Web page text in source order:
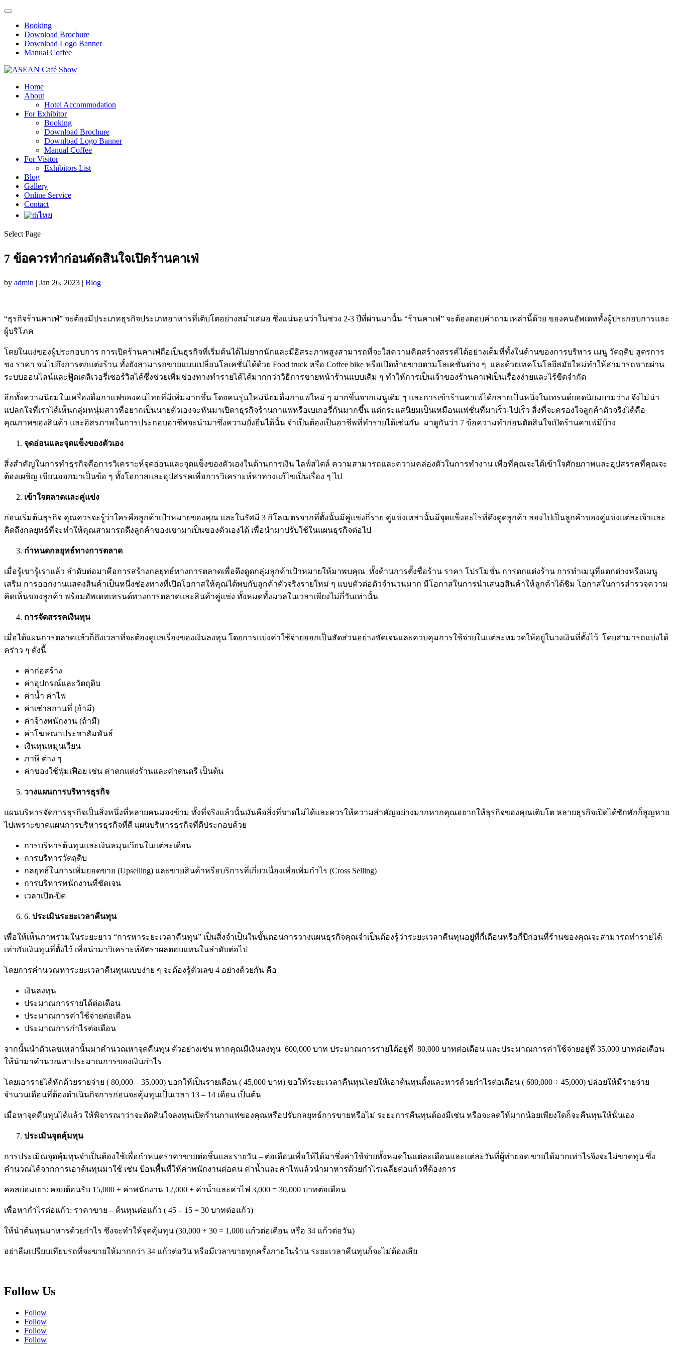
Booking
Download Brochure
Download Logo Banner
Manual Coffee
Home
About
Hotel Accommodation
For Exhibitor
Booking
Download Brochure
Download Logo Banner
Manual Coffee
For Visitor
Exhibitors List
Blog
Gallery
Online Service
Contact
ไทย
Select Page
7 ข้อควรทำก่อนตัดสินใจเปิดร้านคาเฟ่
by admin | Jan 26, 2023 | Blog
“ธุรกิจร้านคาเฟ่” จะต้องมีประเภทธุรกิจประเภทอาหารที่เติบโตอย่างสม่ำเสมอ ซึ่งแน่นอนว่าในช่วง 2-3 ปีที่ผ่านมานั้น “ร้านคาเฟ่” จะต้องตอบคำถามเหล่านี้ด้วย ของคนอัพเดททั้งผู้ประกอบการและ
ผู้บริโภค
โดยในแง่ของผู้ประกอบการ การเปิดร้านคาเฟ่ถือเป็นธุรกิจที่เริ่มต้นได้ไม่ยากนักและมีอิสระภาพสูงสามารถที่จะใส่ความคิดสร้างสรรค์ได้อย่างเต็มที่ทั้งในด้านของการบริหาร เมนู วัตถุดิบ สูตรการ
ชง ราคา จนไปถึงการตกแต่งร้าน ทั้งยังสามารถขายแบบเปลี่ยนโลเคชั่นได้ด้วย Food truck หรือ Coffee bike หรือเปิดท้ายขายตามโลเคชั่นต่าง ๆ และด้วยเทคโนโลยีสมัยใหม่ทำให้สามารถขายผ่าน
ระบบออนไลน์และฟู๊ดเดลิเวอรี่เซอร์วิสได้ซึ่งช่วยเพิ่มช่องทางทำรายได้ได้มากกว่าวิธิการขายหน้าร้านแบบเดิม ๆ ทำให้การเป็นเจ้าของร้านคาเฟ่เป็นเรื่องง่ายและไร้ขีดจำกัด
อีกทั้งความนิยมในเครื่องดื่มกาแฟของคนไทยที่มีเพิ่มมากขึ้น โดยคนรุ่นใหม่นิยมดื่มกาแฟใหม่ ๆ มากขึ้นจากเมนูเดิม ๆ และการเข้าร้านคาเฟ่ได้กลายเป็นหนึ่งในเทรนด์ยอดนิยมยามว่าง จึงไม่น่า
แปลกใจที่เราได้เห็นกลุ่มหนุ่มสาวที่อยากเป็นนายตัวเองจะหันมาเปิดาธุรกิจร้านกาแฟหรือเบเกอรี่กันมากขึ้น แต่กระแสนิยมเป็นเหมือนแฟชั่นที่มาเร็ว-ไปเร็ว สิ่งที่จะครองใจลูกค้าตัวจริงได้คือ
คุณภาพของสินค้า และอิสรภาพในการประกอบอาชีพจะนำมาซึ่งความยั่งยืนได้นั้น จำเป็นต้องเป็นอาชีพที่ทำรายได้เช่นกัน มาดูกันว่า 7 ข้อความทำก่อนตัดสินใจเปิดร้านคาเฟ่มีบ้าง
จุดอ่อนและจุดแข็งของตัวเอง
สิ่งสำคัญในการทำธุรกิจคือการวิเคราะห์จุดอ่อนและจุดแข็งของตัวเองในด้านการเงิน ไลฟ์สไตล์ ความสามารถและความคล่องตัวในการทำงาน เพื่อที่คุณจะได้เข้าใจศักยภาพและอุปสรรคที่คุณจะ
ต้องเผชิญ เขียนออกมาเป็นข้อ ๆ ทั้งโอกาสและอุปสรรคเพื่อการวิเคราะห์หาทางแก้ไขเป็นเรื่อง ๆ ไป
เข้าใจตลาดและคู่แข่ง
ก่อนเริ่มต้นธุรกิจ คุณควรจะรู้ว่าใครคือลูกค้าเป้าหมายของคุณ และในรัศมี 3 กิโลเมตรจากที่ตั้งนั้นมีคู่แข่งกี่ราย คู่แข่งเหล่านั้นมีจุดแข็งอะไรที่ดึงดูดลูกค้า ลองไปเป็นลูกค้าของคู่แข่งแต่ละเจ้าและ
คิดถึงกลยุทธ์ที่จะทำให้คุณสามารถดึงลูกค้าของเขามาเป็นของตัวเองได้ เพื่อนำมาปรับใช้ในแผนธุรกิจต่อไป
กำหนดกลยุทธ์ทางการตลาด
เมื่อรู้เขารู้เราแล้ว ลำดับต่อมาคือการสร้างกลยุทธ์ทางการตลาดเพื่อดึงดูดกลุ่มลูกค้าเป้าหมายให้มาพบคุณ ทั้งด้านการตั้งชื่อร้าน ราคา โปรโมชั่น การตกแต่งร้าน การทำเมนูที่แตกต่างหรือเมนู
เสริม การออกงานแสดงสินค้าเป็นหนึ่งช่องทางที่เปิดโอกาสให้คุณได้พบกับลูกค้าตัวจริงรายใหม่ ๆ แบบตัวต่อตัวจำนวนมาก มีโอกาสในการนำเสนอสินค้าให้ลูกค้าได้ชิม โอกาสในการสำรวจความ
คิดเห็นของลูกค้า พร้อมอัพเดทเทรนด์ทางการตลาดและสินค้าคู่แข่ง ทั้งหมดทั้งมวลในเวลาเพียงไม่กี่วันเท่านั้น
การจัดสรรคเงินทุน
เมื่อได้แผนการตลาดแล้วก็ถึงเวลาที่จะต้องดูแลเรื่องของเงินลงทุน โดยการแบ่งค่าใช้จ่ายออกเป็นสัดส่วนอย่างชัดเจนและควบคุมการใช้จ่ายในแต่ละหมวดให้อยู่ในวงเงินที่ตั้งไว้ โดยสามารถแบ่งได้
คร่าว ๆ ดังนี้
ค่าก่อสร้าง
ค่าอุปกรณ์และวัตถุดิบ
ค่าน้ำ ค่าไฟ
ค่าเช่าสถานที่ (ถ้ามี)
ค่าจ้างพนักงาน (ถ้ามี)
ค่าโฆษณาประชาสัมพันธ์
เงินทุนหมุนเวียน
ภาษี ต่าง ๆ
ค่าของใช้ฟุ่มเฟือย เช่น ค่าตกแต่งร้านและค่าดนตรี เป็นต้น
วางแผนการบริหารธุรกิจ
แผนบริหารจัดการธุรกิจเป็นสิ่งหนึ่งที่หลายคนมองข้าม ทั้งที่จริงแล้วนั้นมันคือสิ่งที่ขาดไม่ได้และควรให้ความสำคัญอย่างมากหากคุณอยากให้ธุรกิจของคุณเติบโต หลายธุรกิจเปิดได้ซักพักก็สูญหาย
ไปเพราะขาดแผนการบริหารธุรกิจที่ดี แผนบริหารธุรกิจที่ดีประกอบด้วย
การบริหารต้นทุนและเงินหมุนเวียนในแต่ละเดือน
การบริหารวัตถุดิบ
กลยุทธ์ในการเพิ่มยอดขาย (Upselling) และขายสินค้าหรือบริการที่เกี่ยวเนื่องเพื่อเพิ่มกำไร (Cross Selling)
การบริหารพนักงานที่ชัดเจน
เวลาเปิด-ปิด
6. ประเมินระยะเวลาคืนทุน
เพื่อให้เห็นภาพรวมในระยะยาว “การหาระยะเวลาคืนทุน” เป็นสิ่งจำเป็นในขั้นตอนการวางแผนธุรกิจคุณจำเป็นต้องรู้ว่าระยะเวลาคืนทุนอยู่ที่กี่เดือนหรือกี่ปีก่อนที่ร้านของคุณจะสามารถทำรายได้
เท่ากับเงินทุนที่ตั้งไว้ เพื่อนำมาวิเคราะห์อัตราผลตอบแทนในลำดับต่อไป
โดยการคำนวณหาระยะเวลาคืนทุนแบบง่าย ๆ จะต้องรู้ตัวเลข 4 อย่างด้วยกัน คือ
เงินลงทุน
ประมาณการรายได้ต่อเดือน
ประมาณการค่าใช้จ่ายต่อเดือน
ประมาณการกำไรต่อเดือน
จากนั้นนำตัวเลขเหล่านั้นมาคำนวณหาจุดคืนทุน ตัวอย่างเช่น หากคุณมีเงินลงทุน 600,000 บาท ประมาณการรายได้อยู่ที่ 80,000 บาทต่อเดือน และประมาณการค่าใช้จ่ายอยู่ที่ 35,000 บาทต่อเดือน
ให้นำมาคำนวณหาประมาณการของเงินกำไร
โดยเอารายได้หักด้วยรายจ่าย ( 80,000 – 35,000) บอกให้เป็นรายเดือน ( 45,000 บาท) ขอให้ระยะเวลาคืนทุนโดยให้เอาต้นทุนตั้งและหารด้วยกำไรต่อเดือน ( 600,000 ÷ 45,000) ปล่อยให้มีรายจ่าย
จำนวนเดือนที่ต้องดำเนินกิจการก่อนจะคุ้มทุนเป็นเวลา 13 – 14 เดือน เป็นต้น
เมื่อหาจุดคืนทุนได้แล้ว ให้พิจารณาว่าจะตัดสินใจลงทุนเปิดร้านกาแฟของคุณหรือปรับกลยุทธ์การขายหรือไม่ ระยะการคืนทุนต้องมีเช่น หรือจะลดให้มากน้อยเพียงใดก็จะคืนทุนให้นั่นเอง
ประเมินจุดคุ้มทุน
การประเมิณจุดคุ้มทุนจำเป็นต้องใช้เพื่อกำหนดราคาขายต่อชิ้นและรายวัน – ต่อเดือนเพื่อให้ได้มาซึ่งค่าใช้จ่ายทั้งหมดในแต่ละเดือนและแต่ละวันที่ผู้ทำยอด ขายได้มากเท่าไรจึงจะไม่ขาดทุน ซึ่ง
คำนวณได้จากการเอาต้นทุนมาใช้ เช่น ป้อนพื้นที่ให้ค่าพนักงานต่อคน ค่าน้ำและค่าไฟแล้วนำมาหารด้วยกำไรเฉลี่ยต่อแก้วที่ต้องการ
คอสย่อมเยา: คอยต้อนรับ 15,000 + ค่าพนักงาน 12,000 + ค่าน้ำและค่าไฟ 3,000 = 30,000 บาทต่อเดือน
เพื่อหากำไรต่อแก้ว: ราคาขาย – ต้นทุนต่อแก้ว ( 45 – 15 = 30 บาทต่อแก้ว)
ให้นำต้นทุนมาหารด้วยกำไร ซึ่งจะทำให้จุดคุ้มทุน (30,000 ÷ 30 = 1,000 แก้วต่อเดือน หรือ 34 แก้วต่อวัน)
อย่าลืมเปรียบเทียบรถที่จะขายให้มากกว่า 34 แก้วต่อวัน หรือมีเวลาขายทุกครั้งภายในร้าน ระยะเวลาคืนทุนก็จะไม่ต้องเสีย
Follow Us
Follow
Follow
Follow
Follow